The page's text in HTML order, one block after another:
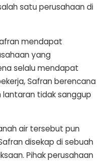
satu perusahaan di
mendapat
yang
selalu mendapat
Safran berencana
lantaran tidak sanggup
air tersebut pun
disekap di sebuah
Pihak perusahaan